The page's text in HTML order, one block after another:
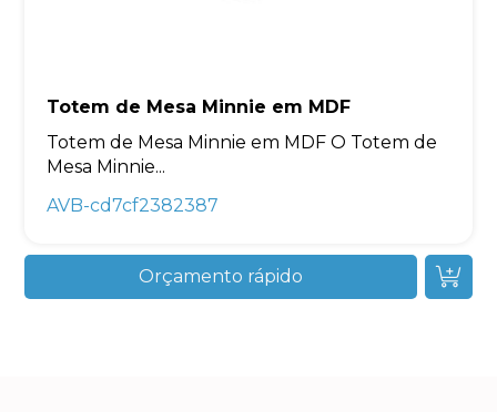
Totem de Mesa Minnie em MDF
Totem de Mesa Minnie em MDF O Totem de
Mesa Minnie...
AVB-cd7cf2382387
Orçamento rápido